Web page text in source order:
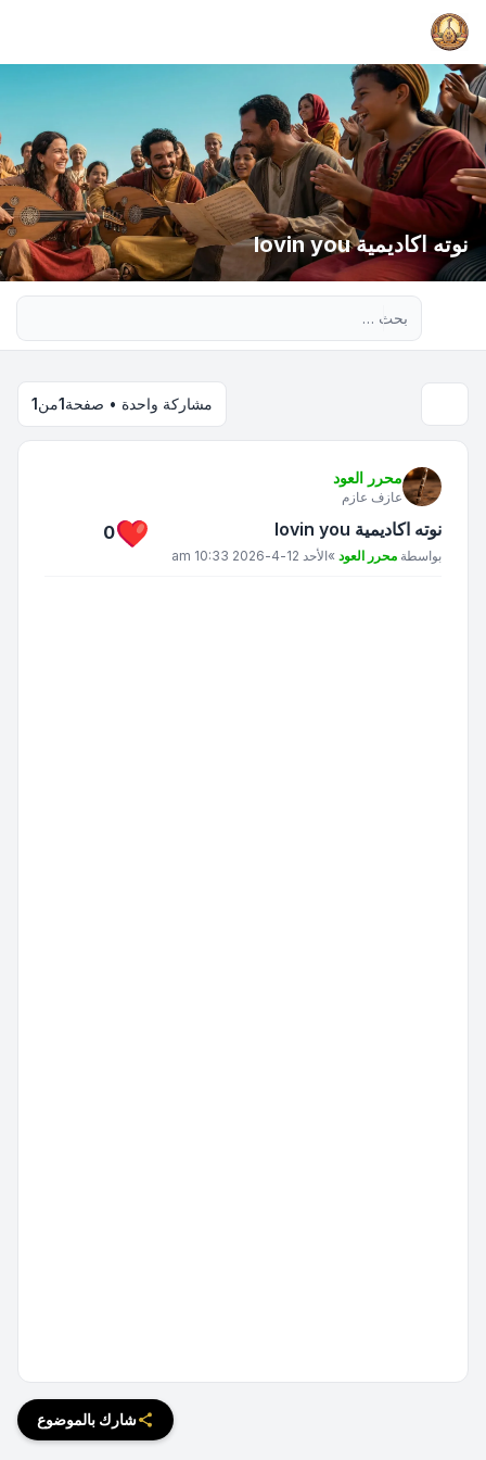
نوته اكاديمية lovin you
مشاركة واحدة • صفحة1من1
محرر العود
عازف عازم
نوته اكاديمية lovin you
مشاركة
بواسطة محرر العود »الأحد 12-4-2026 10:33 am
0
شارك بالموضوع